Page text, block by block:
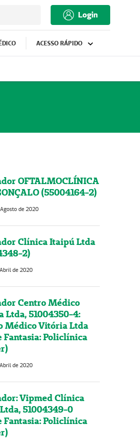
Login
ACESSO RÁPIDO
OFTALMOCLÍNICA
(55004164-2)
de 2020
Clínica Itaipú Ltda
2)
de 2020
Centro Médico
Ltda, 51004350-4:
Médico Vitória Ltda
Fantasia: Policlínica
de 2020
Vipmed Clínica
51004349-0
Fantasia: Policlínica